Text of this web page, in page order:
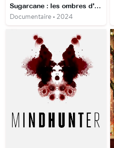
Sugarcane : les ombres d'un pensionnat
Documentaire • 2024